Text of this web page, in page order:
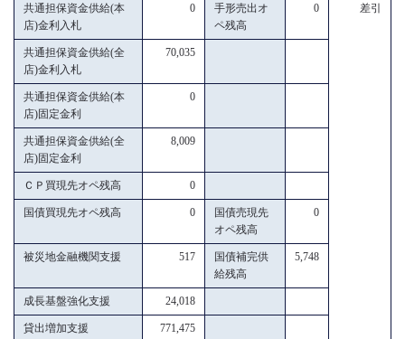
共通担保資金供給(本
店)金利入札
0
手形売出オ
ペ残高
0 差引
共通担保資金供給(全
店)金利入札
70,035
共通担保資金供給(本
店)固定金利
0
共通担保資金供給(全
店)固定金利
8,009
ＣＰ買現先オペ残高 0
国債買現先オペ残高 0
国債売現先
オペ残高
0
被災地金融機関支援 517
国債補完供
給残高
5,748
成長基盤強化支援 24,018
貸出増加支援 771,475